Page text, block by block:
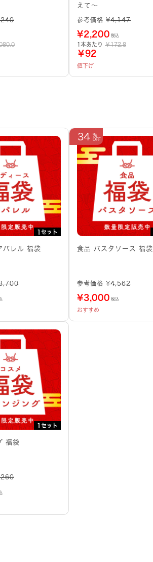
えて～
参考価格 ¥4,147
¥2,200 税込
1本あたり ￥172.8
￥92
値下げ
1セット
パレル 福袋
34
食品 パスタソース 福袋
参考価格 ¥4,562
¥3,000 税込
おすすめ
1セット
福袋